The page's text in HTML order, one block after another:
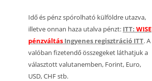
Idő és pénz spórolható külföldre utazva,
illetve onnan haza utalva pénzt: ITT: WISE
pénzváltás Ingyenes regisztráció ITT. A
valóban fizetendő összegeket láthatjuk a
választott valutanemben, Forint, Euro,
USD, CHF stb.